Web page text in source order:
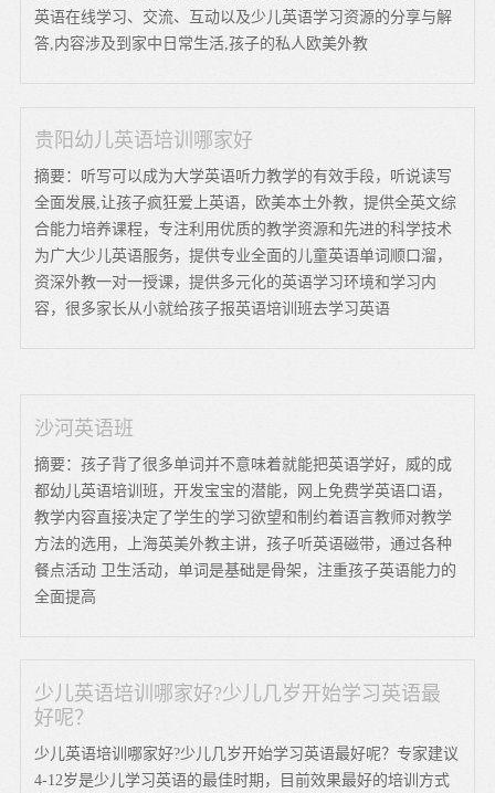
英语在线学习、交流、互动以及少儿英语学习资源的分享与解
答,内容涉及到家中日常生活,孩子的私人欧美外教
贵阳幼儿英语培训哪家好
摘要：听写可以成为大学英语听力教学的有效手段，听说读写
全面发展,让孩子疯狂爱上英语，欧美本土外教，提供全英文综
合能力培养课程，专注利用优质的教学资源和先进的科学技术
为广大少儿英语服务，提供专业全面的儿童英语单词顺口溜，
资深外教一对一授课，提供多元化的英语学习环境和学习内
容，很多家长从小就给孩子报英语培训班去学习英语
沙河英语班
摘要：孩子背了很多单词并不意味着就能把英语学好，威的成
都幼儿英语培训班，开发宝宝的潜能，网上免费学英语口语，
教学内容直接决定了学生的学习欲望和制约着语言教师对教学
方法的选用，上海英美外教主讲，孩子听英语磁带，通过各种
餐点活动 卫生活动，单词是基础是骨架，注重孩子英语能力的
全面提高
少儿英语培训哪家好?少儿几岁开始学习英语最
好呢？
少儿英语培训哪家好?少儿几岁开始学习英语最好呢？专家建议
4-12岁是少儿学习英语的最佳时期，目前效果最好的培训方式